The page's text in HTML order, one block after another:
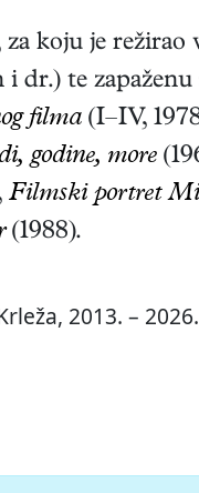
koju je režirao
dr.) te zapaženu
filma (I–IV,
godine, more
Filmski portret
(1988).
2013. –